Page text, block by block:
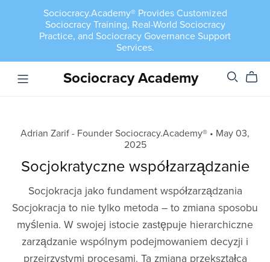
Sociocracy.Academy® Provides Customized
Sociocracy Training, Real-World Sociocracy
Practice, and Sociocracy Governance Support
Services.
Sociocracy Academy
Adrian Zarif - Founder Sociocracy.Academy®
May 03,
2025
Socjokratyczne współzarządzanie
Socjokracja jako fundament współzarządzania
Socjokracja to nie tylko metoda – to zmiana sposobu
myślenia. W swojej istocie zastępuje hierarchiczne
zarządzanie wspólnym podejmowaniem decyzji i
przejrzystymi procesami. Ta zmiana przekształca